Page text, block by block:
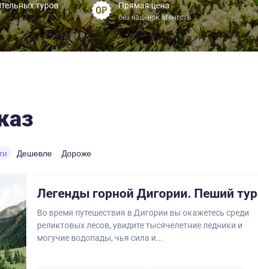
туров Прямая цена
без наценок агентств
Дешевле Дороже
Легенды горной Дигории. Пеший тур
Во время путешествия в Дигории вы окажетесь среди
реликтовых лесов, увидите тысячелетние ледники и
могучие водопады, чья сила и...